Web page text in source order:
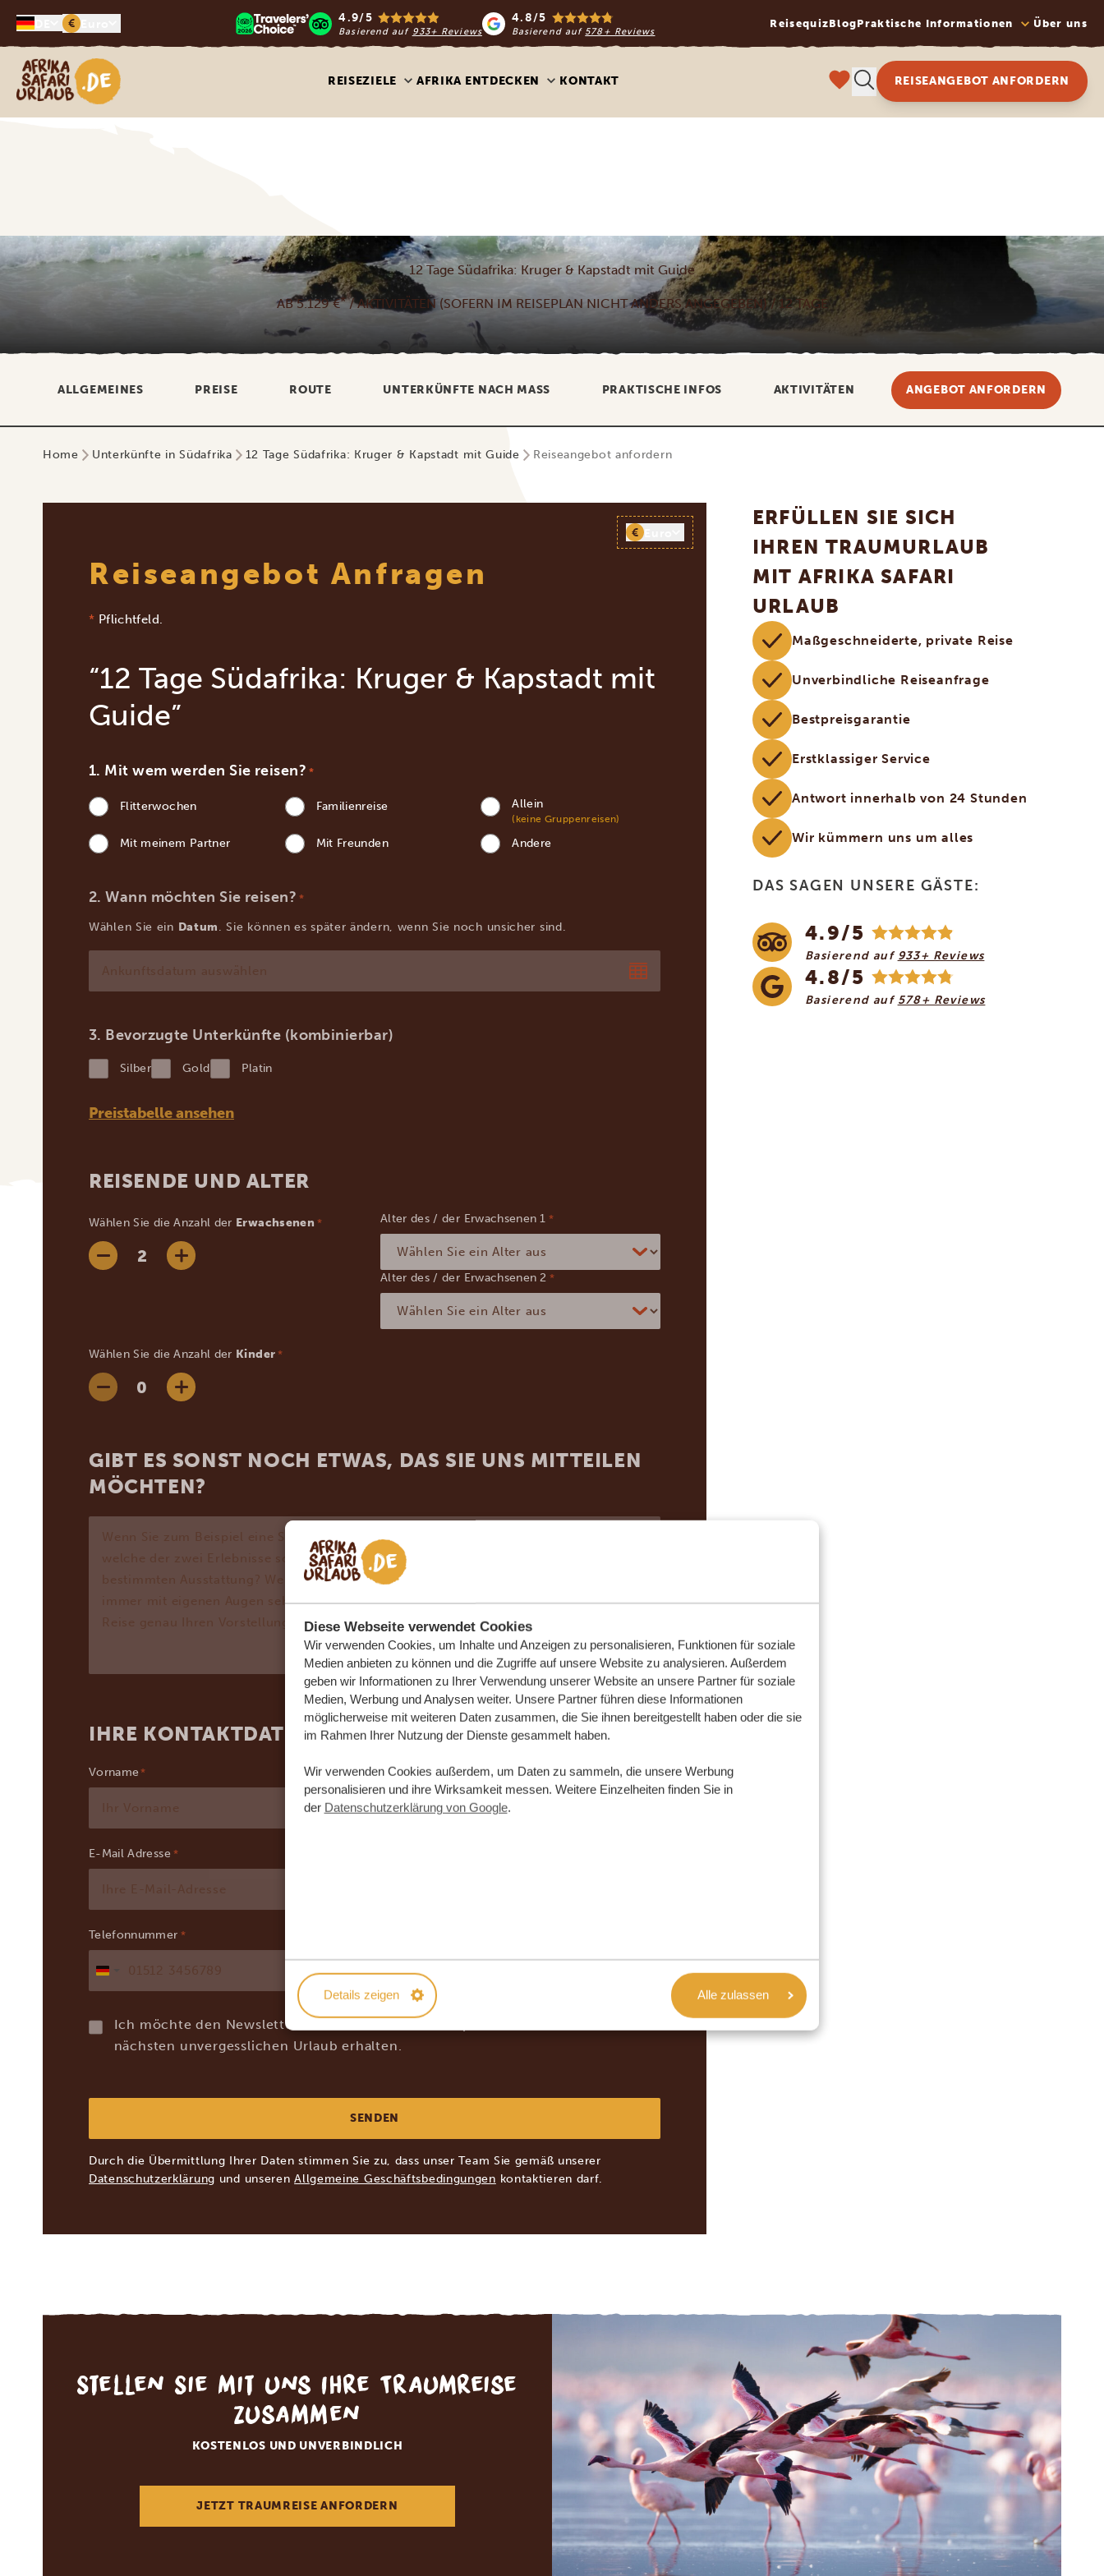
Diese Webseite verwendet Cookies
Wir verwenden Cookies, um Inhalte und Anzeigen zu personalisieren, Funktionen für soziale
Medien anbieten zu können und die Zugriffe auf unsere Website zu analysieren. Außerdem
geben wir Informationen zu Ihrer Verwendung unserer Website an unsere Partner für soziale
Medien, Werbung und Analysen weiter. Unsere Partner führen diese Informationen
möglicherweise mit weiteren Daten zusammen, die Sie ihnen bereitgestellt haben oder die sie
im Rahmen Ihrer Nutzung der Dienste gesammelt haben.
Wir verwenden Cookies außerdem, um Daten zu sammeln, die unsere Werbung
personalisieren und ihre Wirksamkeit messen. Weitere Einzelheiten finden Sie in
der Datenschutzerklärung von Google.
Details zeigen Alle zulassen
€ 4.9/5
Basierend auf 933+ Reviews
4.8/5
Basierend auf 578+ Reviews
ReisequizBlogPraktische Informationen Über uns
Afrika Safari Urlaub
REISEZIELE AFRIKA ENTDECKEN KONTAKT REISEANGEBOT ANFORDERN
12 Tage Südafrika: Kruger & Kapstadt mit Guide
AB 5.129 €*/ AKTIVITÄTEN (SOFERN IM REISEPLAN NICHT ANDERS ANGEGEBEN) / 12 TAGE
ALLGEMEINES PREISE ROUTE UNTERKÜNFTE NACH MASS PRAKTISCHE INFOS AKTIVITÄTEN ANGEBOT ANFORDERN
Home Unterkünfte in Südafrika 12 Tage Südafrika: Kruger & Kapstadt mit Guide Reiseangebot anfordern
Reiseangebot Anfragen
€
* Pflichtfeld.
“12 Tage Südafrika: Kruger & Kapstadt mit
Guide”
Mit wem werden Sie reisen? *
Flitterwochen Familienreise Allein
(keine Gruppenreisen)
Mit meinem Partner Mit Freunden Andere
Wann möchten Sie reisen? *
Wählen Sie ein Datum. Sie können es später ändern, wenn Sie noch unsicher sind.
MMBevorzugte Unterkünfte (kombinierbar)
Silber Gold Platin
Preistabelle ansehen
REISENDE UND ALTER
Wählen Sie die Anzahl der Erwachsenen * Alter des / der Erwachsenen *
Alter des / der Erwachsenen *
Wählen Sie die Anzahl der Kinder *
GIBT ES SONST NOCH ETWAS, DAS SIE UNS MITTEILEN
MÖCHTEN?
IHRE KONTAKTDATEN
Vorname Nachname
E-Mail Adresse *
Telefonnummer *
Deutschland
Deutschland
Ich möchte den Newsletter mit Reise-News und Inspirationen für meinen
nächsten unvergesslichen Urlaub erhalten.
Durch die Übermittlung Ihrer Daten stimmen Sie zu, dass unser Team Sie gemäß unserer
Datenschutzerklärung und unserenAllgemeine Geschäftsbedingungen kontaktieren darf.
ERFÜLLEN SIE SICH
IHREN TRAUMURLAUB
MIT AFRIKA SAFARI
URLAUB
Maßgeschneiderte, private Reise
Unverbindliche Reiseanfrage
Bestpreisgarantie
Erstklassiger Service
Antwort innerhalb von 24 Stunden
Wir kümmern uns um alles
DAS SAGEN UNSERE GÄSTE:
4.9/5
Basierend auf 933+ Reviews
4.8/5
Basierend auf 578+ Reviews
Stellen Sie mit uns Ihre Traumreise
zusammen
KOSTENLOS UND UNVERBINDLICH
JETZT TRAUMREISE ANFORDERN